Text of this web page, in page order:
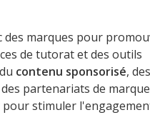
marques pour
de tutorat et des outils
contenu sponsorisé, des
partenariats de
stimuler